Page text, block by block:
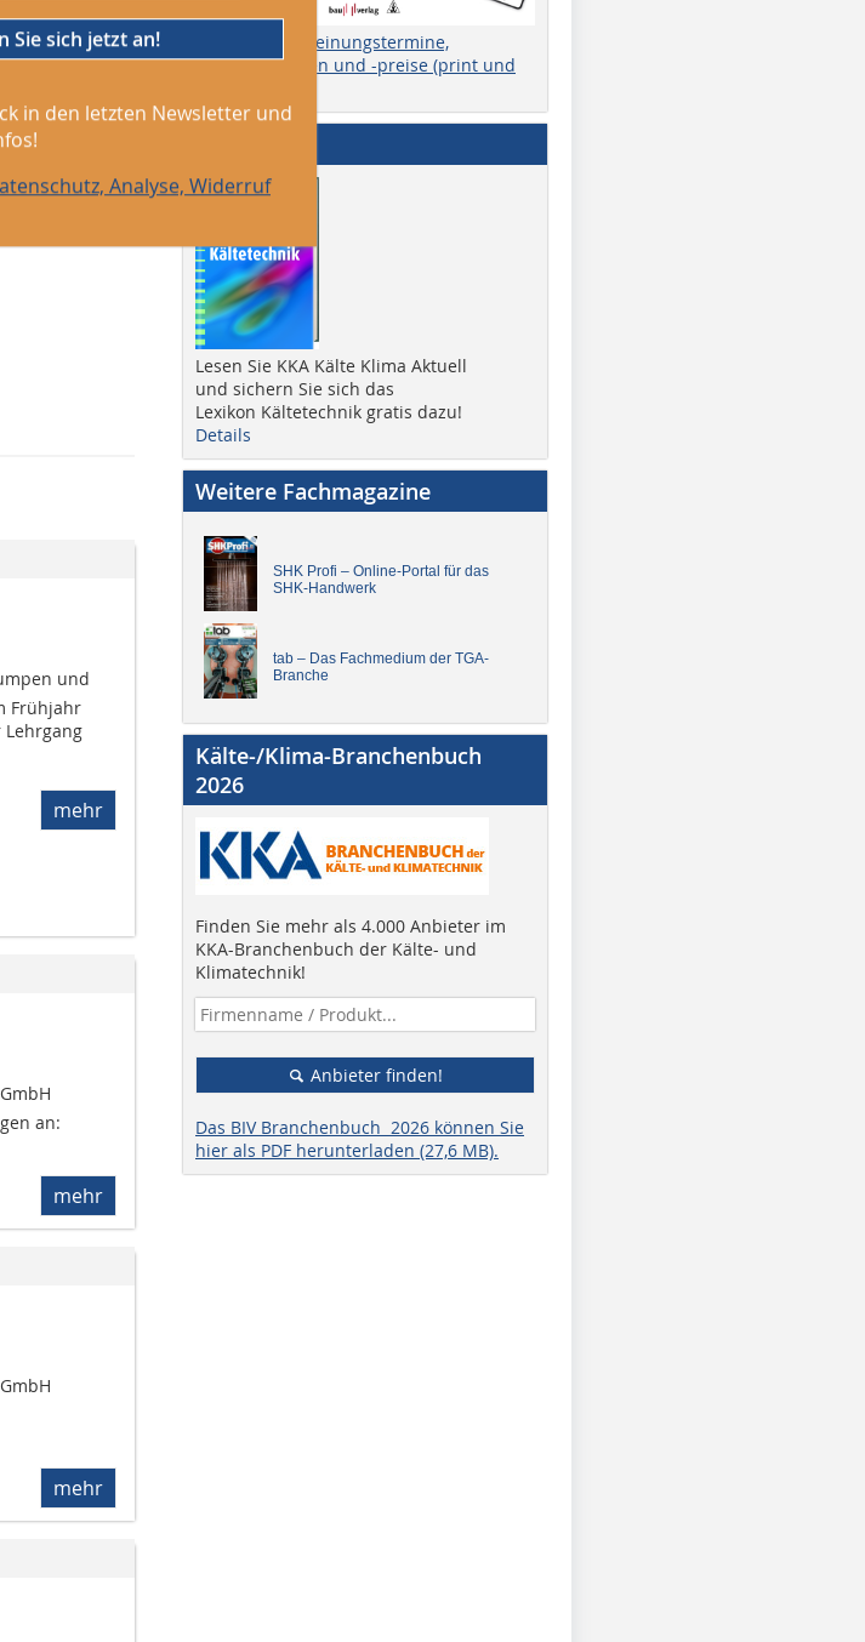
Sie sich jetzt an!
in den letzten Newsletter und
Analyse, Widerruf
und
Frühjahr
mehr
an:
mehr
mehr
Themen, Erscheinungstermine,
Anzeigengrößen und -preise (print und
Lesen Sie KKA Kälte Klima Aktuell
und sichern Sie sich das
Lexikon Kältetechnik gratis dazu!
Details
Weitere Fachmagazine
SHK Profi – Online-Portal für das
SHK-Handwerk
tab – Das Fachmedium der TGA-
Branche
Kälte-/Klima-Branchenbuch
2026
Finden Sie mehr als 4.000 Anbieter im
KKA-Branchenbuch der Kälte- und
Klimatechnik!
Anbieter finden!
Das BIV Branchenbuch 2026 können Sie
hier als PDF herunterladen (27,6 MB).